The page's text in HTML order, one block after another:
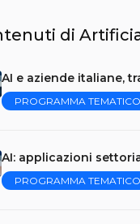
di
AI e aziende italiane,
PROGRAMMA TEMATICO
AI: applicazioni
PROGRAMMA TEMATICO